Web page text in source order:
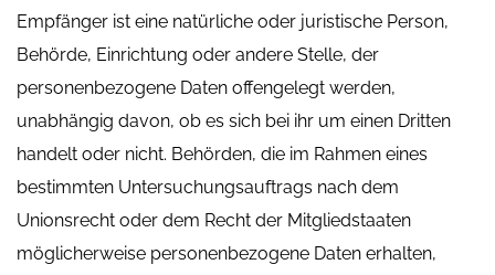
Empfänger ist eine natürliche oder juristische Person,
Behörde, Einrichtung oder andere Stelle, der
personenbezogene Daten offengelegt werden,
unabhängig davon, ob es sich bei ihr um einen Dritten
handelt oder nicht. Behörden, die im Rahmen eines
bestimmten Untersuchungsauftrags nach dem
Unionsrecht oder dem Recht der Mitgliedstaaten
möglicherweise personenbezogene Daten erhalten,